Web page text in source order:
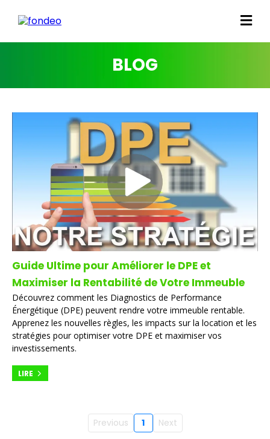
BLOG
Guide Ultime pour Améliorer le DPE et
Maximiser la Rentabilité de Votre Immeuble
Découvrez comment les Diagnostics de Performance
Énergétique (DPE) peuvent rendre votre immeuble rentable.
Apprenez les nouvelles règles, les impacts sur la location et les
stratégies pour optimiser votre DPE et maximiser vos
investissements.
LIRE
Previous 1 Next